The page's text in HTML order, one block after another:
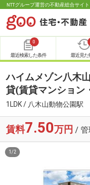
NTTグループ運営の不動産総合サイ
0
最近検索した条件 最近見た
ハイムメゾン八木
貸(賃貸マンション
1LDK / 八木山動物公園駅
賃料7.50万円 / 管
1 /2